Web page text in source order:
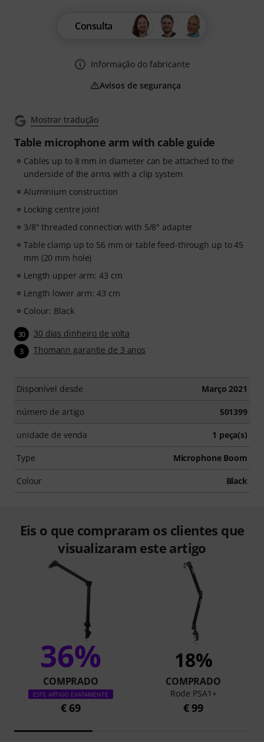
Mostrar tradução
Table microphone arm with cable guide
Cables up to 8 mm in diameter can be attached to the
underside of the arms with a clip system
Aluminium construction
Locking centre joint
3/8" threaded connection with 5/8" adapter
Table clamp up to 56 mm or table feed-through up to 45
mm (20 mm hole)
Length upper arm: 43 cm
Length lower arm: 43 cm
Colour: Black
30 30 dias dinheiro de volta
3 Thomann garantie de 3 anos
Disponível desde Março 2021
número de artigo 501399
unidade de venda 1 peça(s)
Type Microphone Boom
Colour Black
Consulta
Informação do fabricante
Avisos de segurança
Eis o que compraram os clientes que
visualizaram este artigo
36%
COMPRADO
ESTE ARTIGO EXATAMENTE
€ 69
18%
COMPRADO
Rode PSA1+
€ 99